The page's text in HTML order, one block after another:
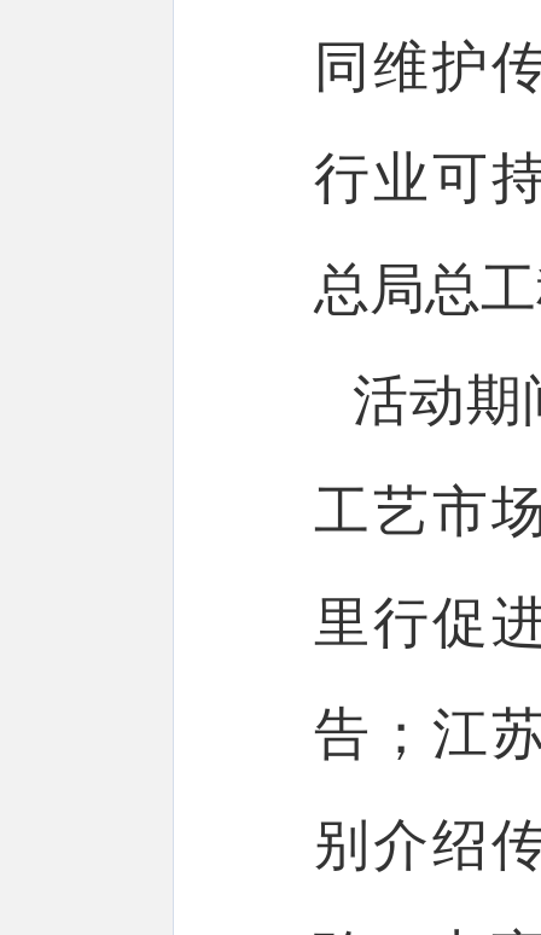
同维护
行业可
总局总
活动期
工艺市
里行促
告；江
别介绍